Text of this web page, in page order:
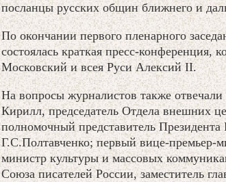
посланцы русских общин ближнего и
По окончании первого пленарного
состоялась краткая пресс-конференция,
Московский и всея Руси Алексий II.
На вопросы журналистов также
Кирилл, председатель Отдела внешних
полномочный представитель
Г.С.Полтавченко; первый вице-
министр культуры и массовых
Союза писателей России, заместитель